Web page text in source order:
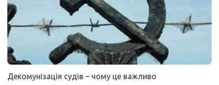
Декомунізація судів – чому це важливо